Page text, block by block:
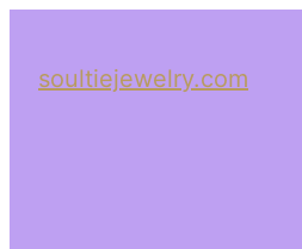
soultiejewelry.com